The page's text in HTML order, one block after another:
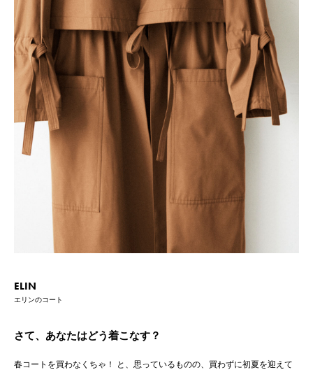
ELIN
エリンのコート
さて、あなたはどう着こなす？
春コートを買わなくちゃ！ と、思っているものの、買わずに初夏を迎えて